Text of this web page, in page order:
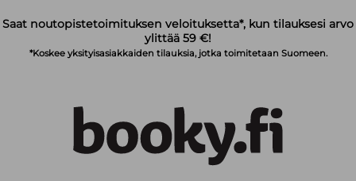
Saat noutopistetoimituksen veloituksetta*, kun tilauksesi arvo
ylittää 59 €!
*Koskee yksityisasiakkaiden tilauksia, jotka toimitetaan Suomeen.